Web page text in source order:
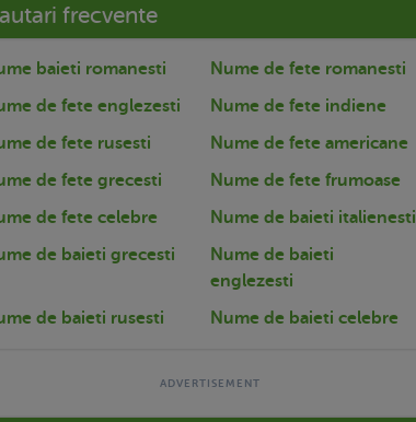
frecvente
baieti romanesti
Nume de fete romanesti
de fete englezesti
Nume de fete indiene
de fete rusesti
Nume de fete americane
de fete grecesti
Nume de fete frumoase
de fete celebre
Nume de baieti italienesti
de baieti grecesti
Nume de baieti
englezesti
de baieti rusesti
Nume de baieti celebre